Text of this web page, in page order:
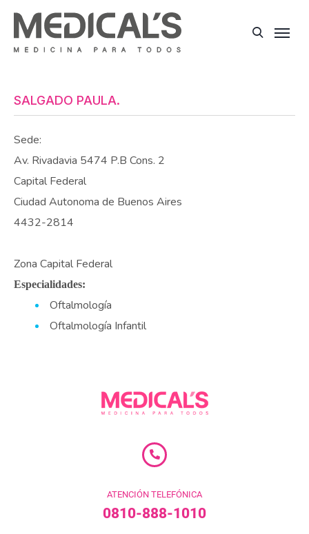
SALGADO PAULA.
Sede:
Av. Rivadavia 5474 P.B Cons. 2
Capital Federal
Ciudad Autonoma de Buenos Aires
4432-2814
Zona Capital Federal
Especialidades:
Oftalmología
Oftalmología Infantil
ATENCIÓN TELEFÓNICA
0810-888-1010